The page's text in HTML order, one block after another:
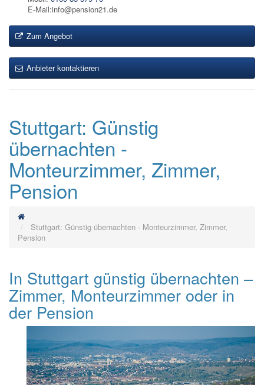
E-Mail:info@pension21.de
Zum Angebot
Anbieter kontaktieren
Stuttgart: Günstig
übernachten -
Monteurzimmer, Zimmer,
Pension
Stuttgart: Günstig übernachten - Monteurzimmer, Zimmer,
Pension
In Stuttgart günstig übernachten –
Zimmer, Monteurzimmer oder in
der Pension